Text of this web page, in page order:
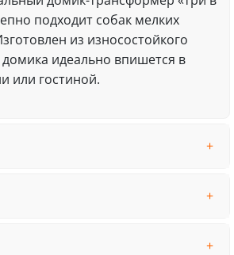
подходит собак мелких
из износостойкого
идеально впишется в
или гостиной.